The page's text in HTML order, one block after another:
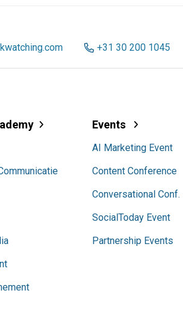
+31 30 200 1045
Events
AI Marketing Event
Content Conference
Conversational Conf.
SocialToday Event
Partnership Events